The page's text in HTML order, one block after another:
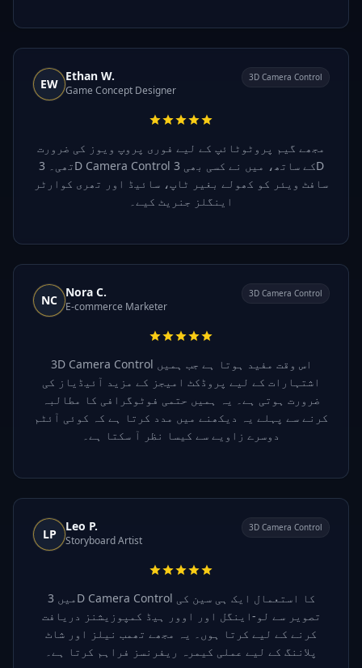
EW
Ethan W.
Game Concept Designer
3D Camera Control
مجھے گیم پروٹوٹائپ کے لیے فوری پروپ ویوز کی ضرورت
تھی۔ 3D Camera Control کے ساتھ، میں نے کسی بھی 3D
سافٹ ویئر کو کھولے بغیر ٹاپ، سائیڈ اور تھری کوارٹر
اینگلز جنریٹ کیے۔
NC
Nora C.
E-commerce Marketer
3D Camera Control
3D Camera Control اس وقت مفید ہوتا ہے جب ہمیں
اشتہارات کے لیے پروڈکٹ امیجز کے مزید آئیڈیاز کی
ضرورت ہوتی ہے۔ یہ ہمیں حتمی فوٹوگرافی کا مطالبہ
کرنے سے پہلے یہ دیکھنے میں مدد کرتا ہے کہ کوئی آئٹم
دوسرے زاویے سے کیسا نظر آ سکتا ہے۔
LP
Leo P.
Storyboard Artist
3D Camera Control
میں 3D Camera Control کا استعمال ایک ہی سین کی
تصویر سے لو-اینگل اور اوور ہیڈ کمپوزیشنز دریافت
کرنے کے لیے کرتا ہوں۔ یہ مجھے تھمب نیلز اور شاٹ
پلاننگ کے لیے عملی کیمرہ ریفرنسز فراہم کرتا ہے۔